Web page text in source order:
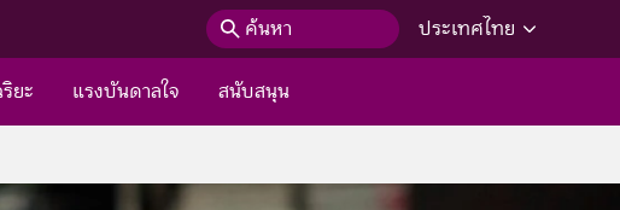
ค้นหา
ประเทศไทย
ยะ แรงบันดาลใจ สนับสนุน